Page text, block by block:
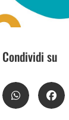
Condividi su